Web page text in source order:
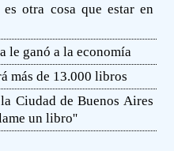
otra cosa que estar en
le ganó a la economía
más de 13.000 libros
Ciudad de Buenos Aires
un libro''